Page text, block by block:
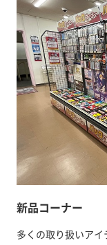
新品コーナー
多くの取り扱いアイ